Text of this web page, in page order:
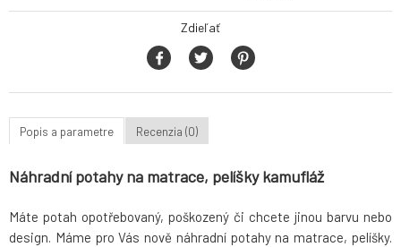
Zdieľať
Popis a parametre Recenzia (0)
Náhradní potahy na matrace, pelíšky kamufláž
Máte potah opotřebovaný, poškozený či chcete jinou barvu nebo
design. Máme pro Vás nově náhradní potahy na matrace, pelíšky.